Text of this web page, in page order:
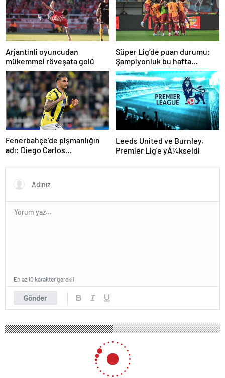
Arjantinli oyuncudan
mükemmel röveşata golü
Süper Lig’de puan durumu:
Şampiyonluk bu hafta
netleşiyor…
Fenerbahçe’de pişmanlığın
adı: Diego Carlos…
Leeds United ve Burnley,
Premier Lig’e yÃ¼kseldi
Gönder
En az 10 karakter gerekli